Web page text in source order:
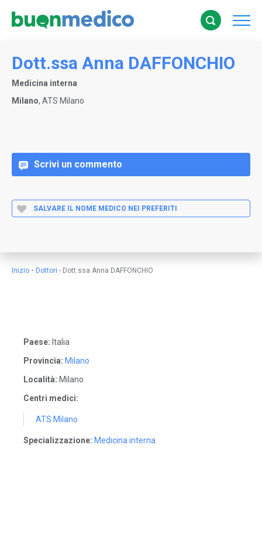
Dott.ssa Anna DAFFONCHIO
Medicina interna
Milano, ATS Milano
Scrivi un commento
SALVARE IL NOME MEDICO NEI PREFERITI
Inizio - Dottori - Dott.ssa Anna DAFFONCHIO
Paese: Italia
Provincia: Milano
Località: Milano
Centri medici:
ATS Milano
Specializzazione: Medicina interna